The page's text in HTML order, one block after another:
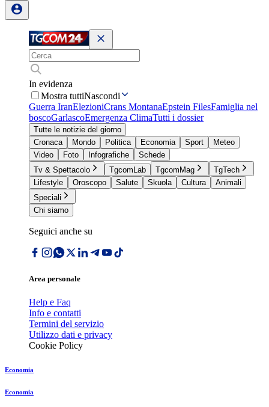
In evidenza
Mostra tuttiNascondi
Guerra IranElezioniCrans MontanaEpstein FilesFamiglia nel
boscoGarlascoEmergenza ClimaTutti i dossier
Tutte le notizie del giorno
Cronaca
Mondo Politica Economia Sport
Meteo
Video
Foto Infografiche
Schede
Tv & Spettacolo
TgcomLab TgcomMag
TgTech
Lifestyle
Oroscopo Salute Skuola Cultura
Animali
Speciali
Chi siamo
Seguici anche su
Area personale
Help e Faq
Info e contatti
Termini del servizio
Utilizzo dati e privacy
Cookie Policy
Economia
Economia